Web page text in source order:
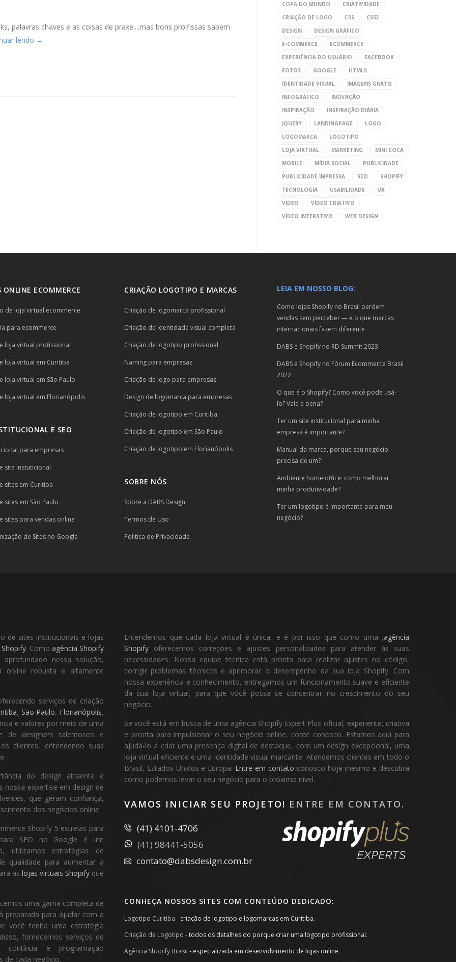
palavras chaves e as coisas de praxe....mas bons proifissas sabem
lendo →
COPA DO MUNDO
CRIATIVIDADE
CRIAÇÃO DE LOGO
CSS
CSS3
DESIGN
DESIGN GRÁFICO
E-COMMERCE
ECOMMERCE
EXPERIÊNCIA DO USUÁRIO
FACEBOOK
FOTOS
GOOGLE
HTML5
IDENTIDADE VISUAL
IMAGENS GRÁTIS
INFOGRÁFICO
INOVAÇÃO
INSPIRAÇÃO
INSPIRAÇÃO DIÁRIA
JQUERY
LANDINGPAGE
LOGO
LOGOMARCA
LOGOTIPO
LOJA VIRTUAL
MARKETING
MINI COCA
MOBILE
MÍDIA SOCIAL
PUBLICIDADE
PUBLICIDADE IMPRESSA
SEO
SHOPIFY
TECNOLOGIA
USABILIDADE
UX
VÍDEO
VÍDEO CRIATIVO
VÍDEO INTERATIVO
WEB DESIGN
ONLINE ECOMMERCE
de loja virtual ecommerce
para ecommerce
loja virtual profissional
loja virtual em Curitiba
loja virtual em São Paulo
loja virtual em Florianópolis
E SEO
para empresas
site instuticional
sites em Curitiba
sites em São Paulo
sites para vendas online
de Sites no Google
CRIAÇÃO LOGOTIPO E MARCAS
Criação de logomarca profissional
Criação de identidade visual completa
Criação de logotipo profissional
Naming para empresas
Criação de logo para empresas
Design de logomarca para empresas
Criação de logotipo em Curitiba
Criação de logotipo em São Paulo
Criação de logotipo em Florianópolis
SOBRE NÓS
Sobre a DABS Design
Termos de Uso
Politica de Privacidade
LEIA EM NOSSO BLOG:
Como lojas Shopify no Brasil perdem
vendas sem perceber — e o que marcas
internacionais fazem diferente
DABS e Shopify no RD Summit 2023
DABS e Shopify no Fórum Ecommerce Brasil
2022
O que é o Shopify? Como você pode usá-
lo? Vale a pena?
Ter um site institucional para minha
empresa é importante?
Manual da marca, porque seu negócio
precisa de um?
Ambiente home office: como melhorar
minha produtividade?
Ter um logotipo é importante para meu
negócio?
de sites institucionais e lojas
Shopify. Como agência Shopify
nessa solução,
online robusta e altamente
serviços de criação
, São Paulo, Florianópolis,
e valores por meio de uma
de designers talentosos e
clientes, entendendo suas
do design atraente e
nossa expertise em design de
que geram confiança,
dos negócios online.
Shopify 5 estrelas para
SEO no Google é um
utilizamos estratégias de
qualidade para aumentar a
as lojas virtuais Shopify que
uma gama completa de
preparada para ajudar com a
você tenha uma estratégia
fornecemos serviços de
contínua e programação
de cada negócio.
Entendemos que cada loja virtual é única, e é por isso que como uma ,agência
Shopify oferecemos correções e ajustes personalizados para atender às suas
necessidades. Nossa equipe técnica está pronta para realizar ajustes no código,
corrigir problemas técnicos e aprimorar o desempenho da sua loja Shopify. Com
nossa experiência e conhecimento, entregamos um funcionamento suave e eficiente
da sua loja virtual, para que você possa se concentrar no crescimento do seu
negócio.
Se você está em busca de uma agência Shopify Expert Plus oficial, experiente, criativa
e pronta para impulsionar o seu negócio online, conte conosco. Estamos aqui para
ajudá-lo a criar uma presença digital de destaque, com um design excepcional, uma
loja virtual eficiente e uma identidade visual marcante. Atendemos clientes em todo o
Brasil, Estados Unidos e Europa. Entre em contato conosco hoje mesmo e descubra
como podemos levar o seu negócio para o próximo nível.
VAMOS INICIAR SEU PROJETO! ENTRE EM CONTATO.
(41) 4101-4706
(41) 98441-5056
contato@dabsdesign.com.br
CONHEÇA NOSSOS SITES COM CONTEÚDO DEDICADO:
Logotipo Curitiba - criação de logotipo e logomarcas em Curitiba.
Criação de Logotipo - todos os detalhes do porque criar uma logotipo profissional.
Agência Shopify Brasil - especializada em desenvolvimento de lojas online.